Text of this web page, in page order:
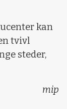
kan
tvivl
steder,
mip